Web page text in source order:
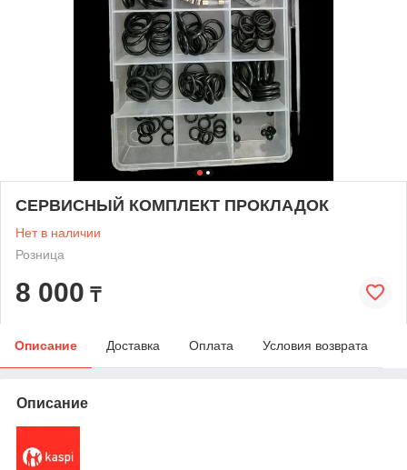
СЕРВИСНЫЙ КОМПЛЕКТ ПРОКЛАДОК
Нет в наличии
Розница
8 000 ₸
Описание Доставка Оплата Условия возврата
Описание